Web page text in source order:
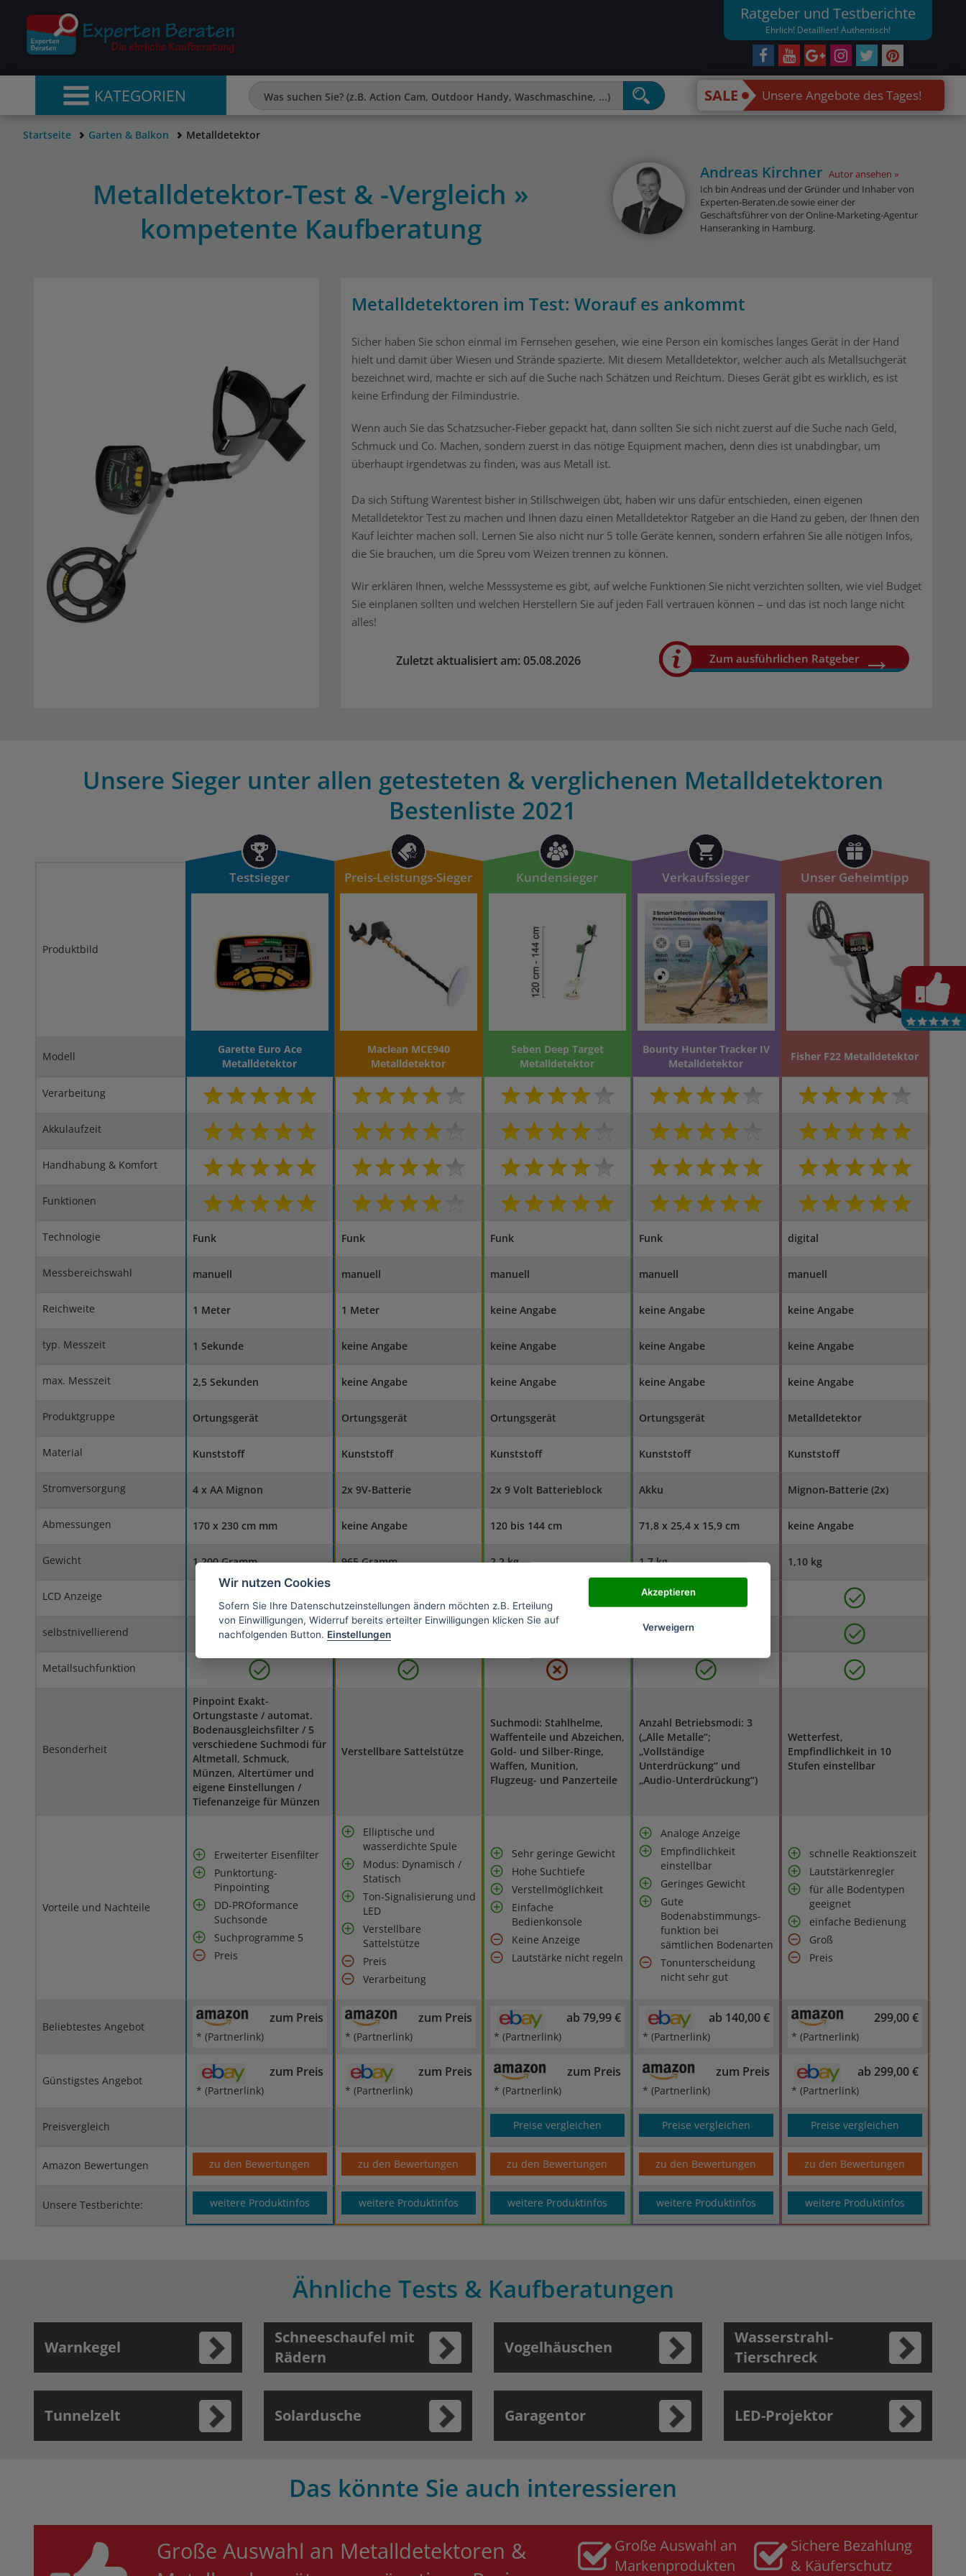
Ratgeber und Testberichte
Ehrlich! Detailliert! Authentisch!
KATEGORIEN SALE Unsere Angebote des Tages!
Startseite Garten & Balkon Metalldetektor
Metalldetektor-Test & -Vergleich »
kompetente Kaufberatung
Andreas Kirchner Autor ansehen
Ich bin Andreas und der Gründer und Inhaber von
Experten-Beraten.de sowie einer der
Geschäftsführer von der Online-Marketing-Agentur
Hanseranking in Hamburg.
Metalldetektoren im Test: Worauf es ankommt
Sicher haben Sie schon einmal im Fernsehen gesehen, wie eine Person ein komisches langes Gerät in der Hand
hielt und damit über Wiesen und Strände spazierte. Mit diesem Metalldetektor, welcher auch als Metallsuchgerät
bezeichnet wird, machte er sich auf die Suche nach Schätzen und Reichtum. Dieses Gerät gibt es wirklich, es ist
keine Erfindung der Filmindustrie.
Wenn auch Sie das Schatzsucher-Fieber gepackt hat, dann sollten Sie sich nicht zuerst auf die Suche nach Geld,
Schmuck und Co. Machen, sondern zuerst in das nötige Equipment machen, denn dies ist unabdingbar, um
überhaupt irgendetwas zu finden, was aus Metall ist.
Da sich Stiftung Warentest bisher in Stillschweigen übt, haben wir uns dafür entschieden, einen eigenen
Metalldetektor Test zu machen und Ihnen dazu einen Metalldetektor Ratgeber an die Hand zu geben, der Ihnen den
Kauf leichter machen soll. Lernen Sie also nicht nur 5 tolle Geräte kennen, sondern erfahren Sie alle nötigen Infos,
die Sie brauchen, um die Spreu vom Weizen trennen zu können.
Wir erklären Ihnen, welche Messsysteme es gibt, auf welche Funktionen Sie nicht verzichten sollten, wie viel Budget
Sie einplanen sollten und welchen Herstellern Sie auf jeden Fall vertrauen können – und das ist noch lange nicht
alles!
Zuletzt aktualisiert am: 05.08.2026 Zum ausführlichen Ratgeber
Unsere Sieger unter allen getesteten & verglichenen Metalldetektoren
Bestenliste 2021
Produktbild
Testsieger Preis-Leistungs-Sieger Kundensieger Verkaufssieger Unser Geheimtipp
Modell
Garette Euro Ace
Metalldetektor
Maclean MCE940
Metalldetektor
Seben Deep Target
Metalldetektor
Bounty Hunter Tracker IV
Metalldetektor
Fisher F22 Metalldetektor
Verarbeitung
Akkulaufzeit
Handhabung & Komfort
Funktionen
Technologie Funk Funk Funk Funk digital
Messbereichswahl manuell manuell manuell manuell manuell
Reichweite 1 Meter 1 Meter keine Angabe keine Angabe keine Angabe
typ. Messzeit 1 Sekunde keine Angabe keine Angabe keine Angabe keine Angabe
max. Messzeit 2,5 Sekunden keine Angabe keine Angabe keine Angabe keine Angabe
Produktgruppe Ortungsgerät Ortungsgerät Ortungsgerät Ortungsgerät Metalldetektor
Material Kunststoff Kunststoff Kunststoff Kunststoff Kunststoff
Stromversorgung 4 x AA Mignon 2x 9V-Batterie 2x 9 Volt Batterieblock Akku Mignon‑Batterie (2x)
Abmessungen 170 x 230 cm mm keine Angabe 120 bis 144 cm 71,8 x 25,4 x 15,9 cm keine Angabe
Gewicht 1.200 Gramm 965 Gramm 2,2 kg 1,7 kg 1,10 kg
LCD Anzeige
selbstnivellierend
Metallsuchfunktion
Besonderheit
Pinpoint Exakt-
Ortungstaste / automat.
Bodenausgleichsfilter / 5
verschiedene Suchmodi für
Altmetall, Schmuck,
Münzen, Altertümer und
eigene Einstellungen /
Tiefenanzeige für Münzen
Verstellbare Sattelstütze
Suchmodi: Stahlhelme,
Waffenteile und Abzeichen,
Gold- und Silber-Ringe,
Waffen, Munition,
Flugzeug- und Panzerteile
Anzahl Betriebsmodi: 3
(„Alle Metalle“;
„Vollständige
Unterdrückung“ und
„Audio-Unterdrückung“)
Wetterfest,
Empfindlichkeit in 10
Stufen einstellbar
Vorteile und Nachteile
Erweiterter Eisenfilter
Punktortung-
Pinpointing
DD-PROformance
Suchsonde
Suchprogramme 5
Preis
Elliptische und
wasserdichte Spule
Modus: Dynamisch /
Statisch
Ton-Signalisierung und
LED
Verstellbare
Sattelstütze
Preis
Verarbeitung
Sehr geringe Gewicht
Hohe Suchtiefe
Verstellmöglichkeit
Einfache
Bedienkonsole
Keine Anzeige
Lautstärke nicht regeln
Analoge Anzeige
Empfindlichkeit
einstellbar
Geringes Gewicht
Gute
Bodenabstimmungs-
funktion bei
sämtlichen Bodenarten
Tonunterscheidung
nicht sehr gut
schnelle Reaktionszeit
Lautstärkenregler
für alle Bodentypen
geeignet
einfache Bedienung
Groß
Preis
Beliebtestes Angebot
zum Preis
* (Partnerlink)
zum Preis
* (Partnerlink)
ab 79,99 €
* (Partnerlink)
ab 140,00 €
* (Partnerlink)
299,00 €
* (Partnerlink)
Günstigstes Angebot
zum Preis
* (Partnerlink)
zum Preis
* (Partnerlink)
zum Preis
* (Partnerlink)
zum Preis
* (Partnerlink)
ab 299,00 €
* (Partnerlink)
Preisvergleich Preise vergleichen Preise vergleichen Preise vergleichen
Amazon Bewertungen zu den Bewertungen zu den Bewertungen zu den Bewertungen zu den Bewertungen zu den Bewertungen
Unsere Testberichte: weitere Produktinfos weitere Produktinfos weitere Produktinfos weitere Produktinfos weitere Produktinfos
Ähnliche Tests & Kaufberatungen
Warnkegel
Schneeschaufel mit
Rädern
Vogelhäuschen
Wasserstrahl-
Tierschreck
Tunnelzelt Solardusche Garagentor LED-Projektor
Das könnte Sie auch interessieren
Große Auswahl an Metalldetektoren &
Große Auswahl an
Markenprodukten
Sichere Bezahlung
& Käuferschutz
Wir nutzen Cookies
Sofern Sie Ihre Datenschutzeinstellungen ändern möchten z.B. Erteilung
von Einwilligungen, Widerruf bereits erteilter Einwilligungen klicken Sie auf
nachfolgenden Button. Einstellungen
Akzeptieren
Verweigern